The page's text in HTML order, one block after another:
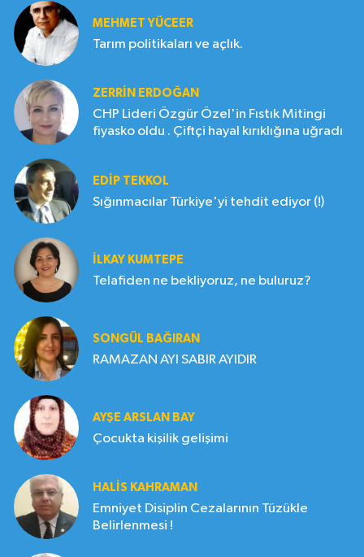
MEHMET YÜCEER
Tarım politikaları ve açlık.
ZERRIN ERDOĞAN
CHP Lideri Özgür Özel'in Fıstık Mitingi
fiyasko oldu . Çiftçi hayal kırıklığına uğradı
EDIP TEKKOL
Sığınmacılar Türkiye'yi tehdit ediyor (!)
İLKAY KUMTEPE
Telafiden ne bekliyoruz, ne buluruz?
SONGÜL BAĞIRAN
RAMAZAN AYI SABIR AYIDIR
AYŞE ARSLAN BAY
Çocukta kişilik gelişimi
HALIS KAHRAMAN
Emniyet Disiplin Cezalarının Tüzükle
Belirlenmesi !